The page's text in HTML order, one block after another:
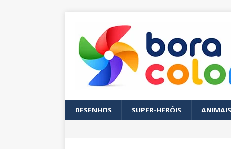
DESENHOS SUPER-HERÓIS ANIMAIS